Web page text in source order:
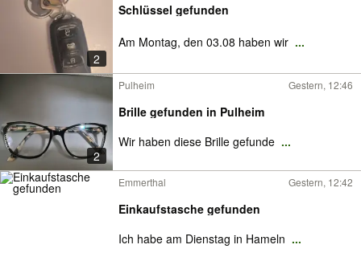
2
Schlüssel gefunden
Am Montag, den 03.08 haben wir ...
2
Pulheim Gestern, 12:46
Brille gefunden in Pulheim
Wir haben diese Brille gefunde ...
Emmerthal Gestern, 12:42
Einkaufstasche gefunden
Ich habe am Dienstag in Hameln ...